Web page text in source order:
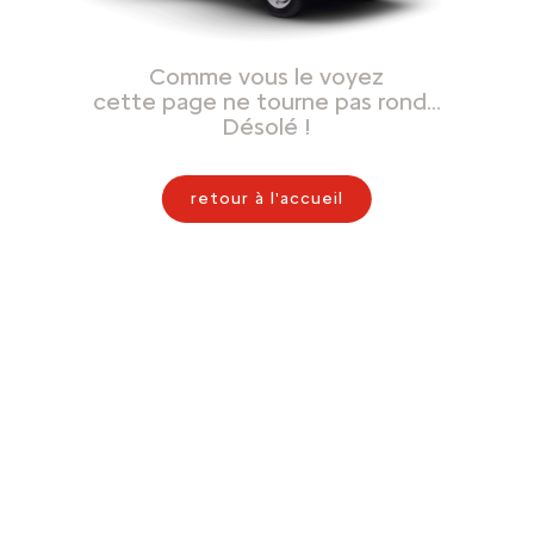
Comme vous le voyez
cette page ne tourne pas rond…
Désolé !
retour à l'accueil